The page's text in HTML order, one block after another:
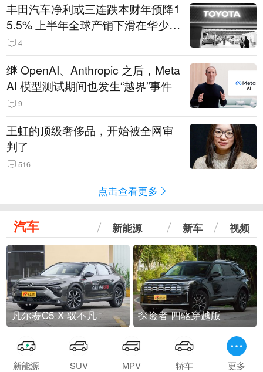
丰田汽车净利或三连跌本财年预降1
5.5% 上半年全球产销下滑在华少卖
14.3万辆
4
继 OpenAI、Anthropic 之后，Meta
AI 模型测试期间也发生“越界”事件
9
王虹的顶级奢侈品，开始被全网审
判了
516
点击查看更多
汽车 新能源 新车 视频
凡尔赛C5 X 驭不凡 探险者 四驱穿越版
新能源 SUV MPV 轿车 更多